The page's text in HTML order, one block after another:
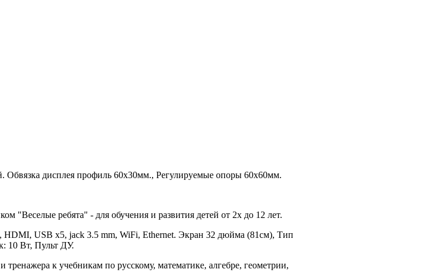
дисплея профиль 60х30мм., Регулируемые опоры 60х60мм.
"Веселые ребята" - для обучения и развития детей от 2х до 12 лет.
USB х5, jack 3.5 mm, WiFi, Ethernet. Экран 32 дюйма (81см), Тип
10 Вт, Пульт ДУ.
к учебникам по русскому, математике, алгебре, геометрии,